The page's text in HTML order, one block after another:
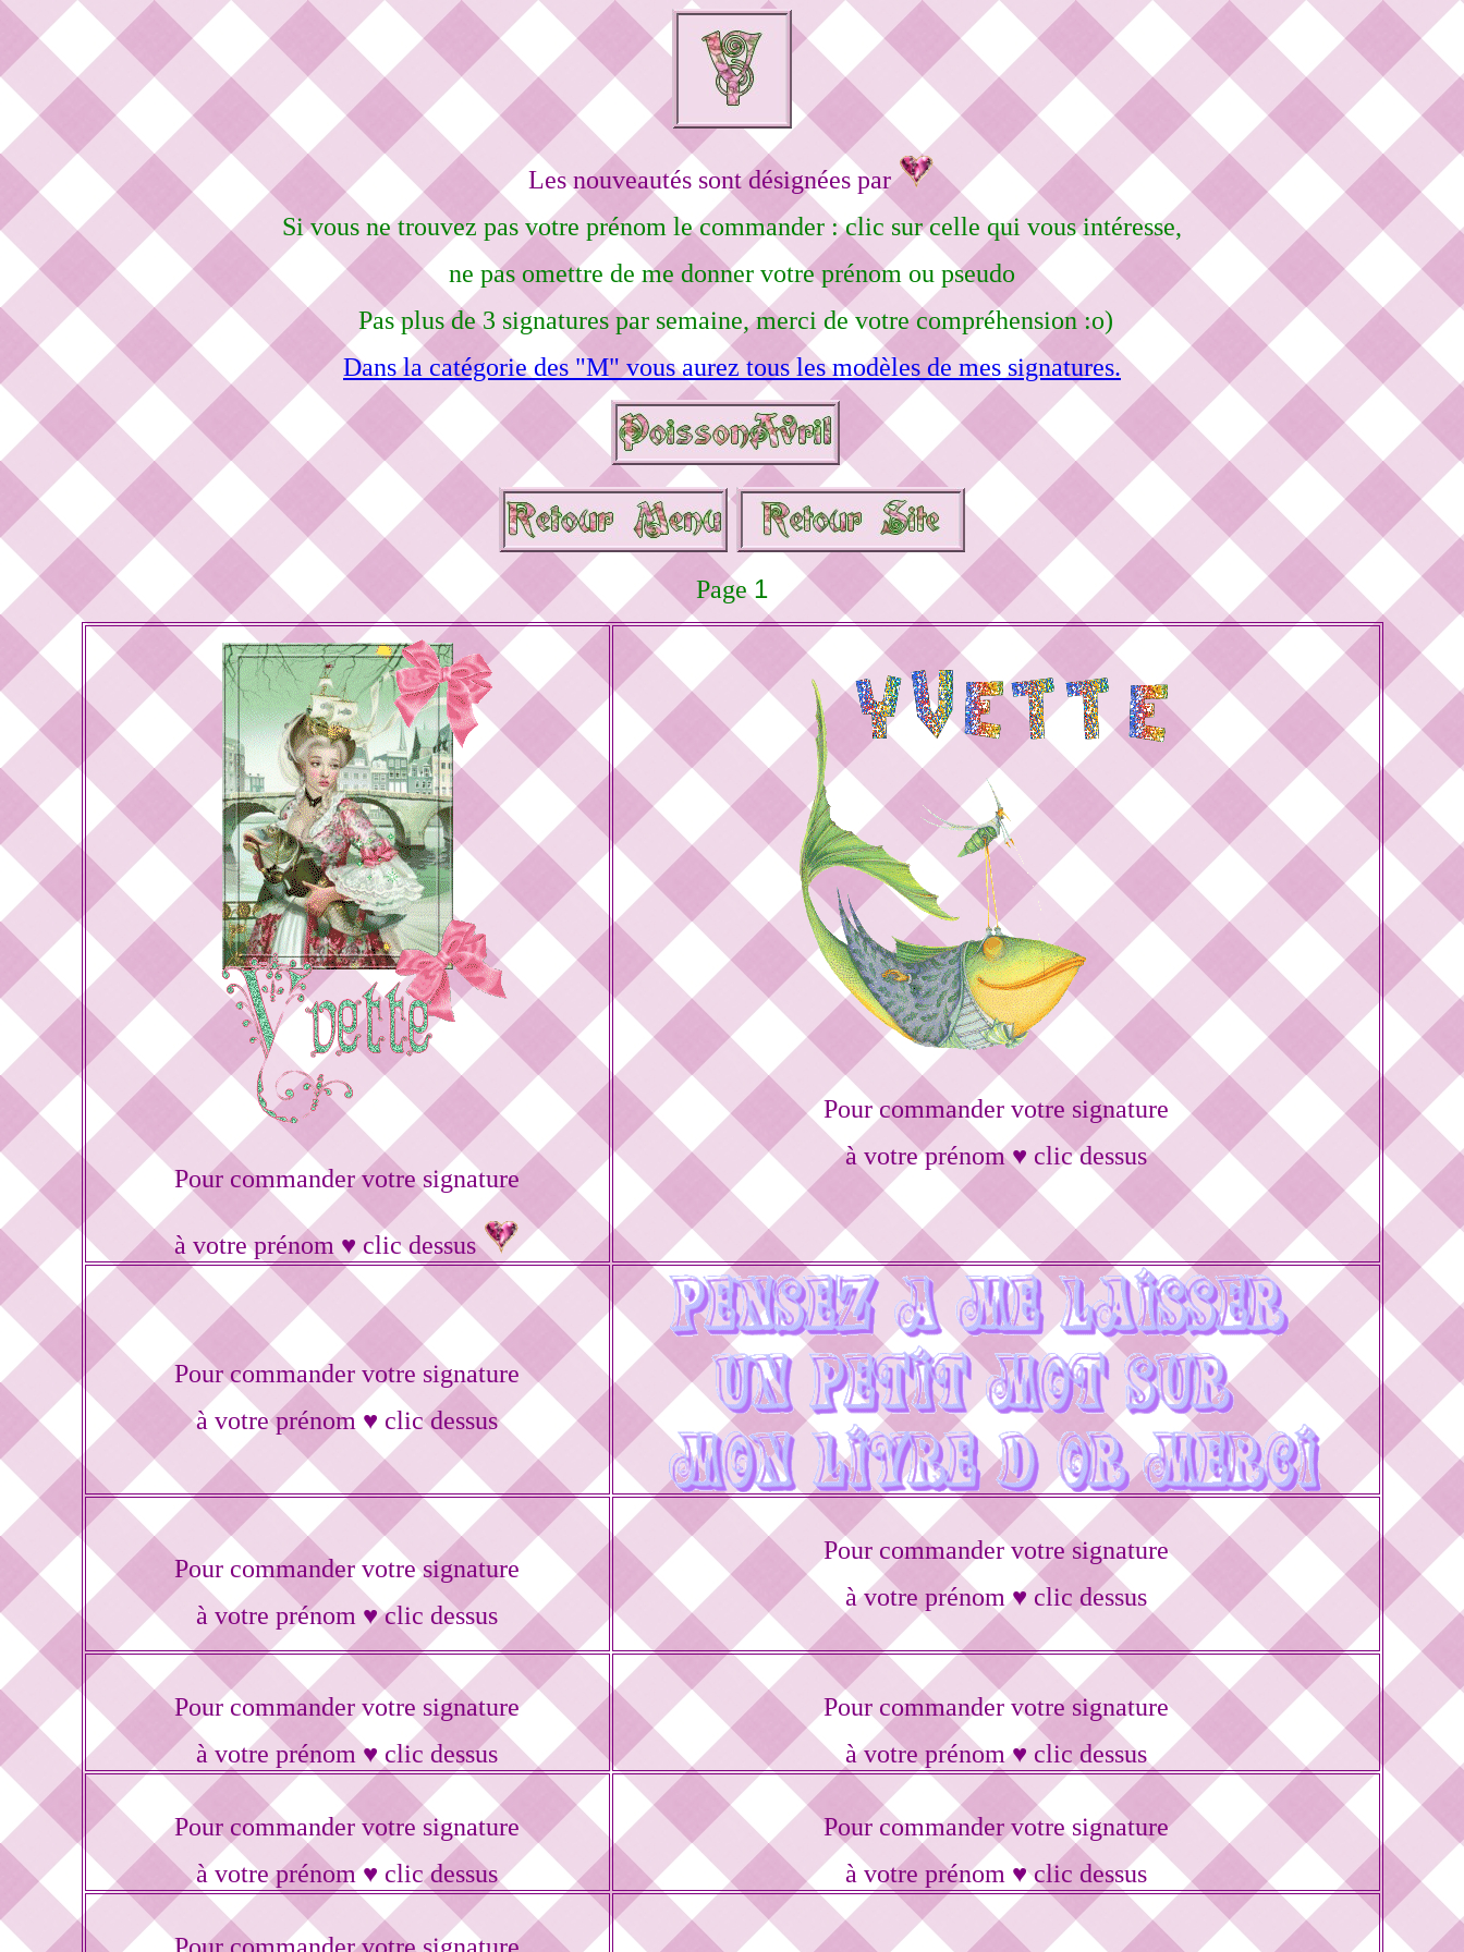
Les nouveautés sont désignées par
Si vous ne trouvez pas votre prénom le commander : clic sur celle qui vous intéresse,
ne pas omettre de me donner votre prénom ou pseudo
Pas plus de 3 signatures par semaine, merci de votre compréhension :o)
Dans la catégorie des "M" vous aurez tous les modèles de mes signatures.
Page1
Pour commander votre signature
à votre prénom ♥ clic dessus
Pour commander votre signature
à votre prénom ♥ clic dessus
Pour commander votre signature
à votre prénom ♥ clic dessus
Pour commander votre signature
à votre prénom ♥ clic dessus
Pour commander votre signature
à votre prénom ♥ clic dessus
Pour commander votre signature
à votre prénom ♥ clic dessus
Pour commander votre signature
à votre prénom ♥ clic dessus
Pour commander votre signature
à votre prénom ♥ clic dessus
Pour commander votre signature
à votre prénom ♥ clic dessus